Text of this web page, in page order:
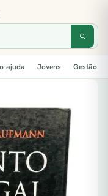
ajuda Jovens Gestão